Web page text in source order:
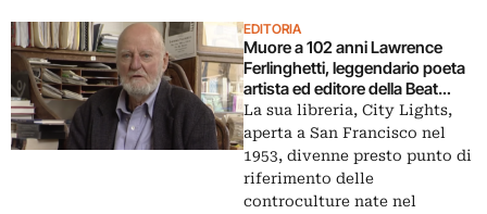
EDITORIA
Muore a 102 anni Lawrence
Ferlinghetti, leggendario poeta
artista ed editore della Beat
Generation
La sua libreria, City Lights,
aperta a San Francisco nel
1953, divenne presto punto di
riferimento delle
controculture nate nel